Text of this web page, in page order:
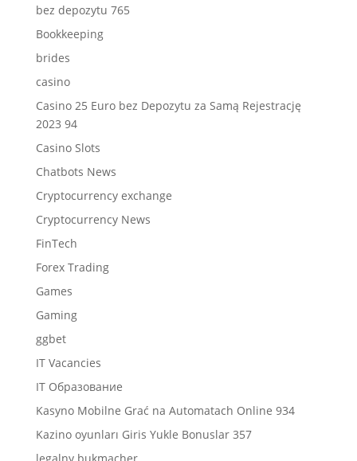
bez depozytu 765
Bookkeeping
brides
casino
Casino 25 Euro bez Depozytu za Samą Rejestrację
2023 94
Casino Slots
Chatbots News
Cryptocurrency exchange
Cryptocurrency News
FinTech
Forex Trading
Games
Gaming
ggbet
IT Vacancies
IT Образование
Kasyno Mobilne Grać na Automatach Online 934
Kazino oyunları Giris Yukle Bonuslar 357